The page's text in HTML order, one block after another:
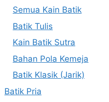
Semua Kain Batik
Batik Tulis
Kain Batik Sutra
Bahan Pola Kemeja
Batik Klasik (Jarik)
Batik Pria